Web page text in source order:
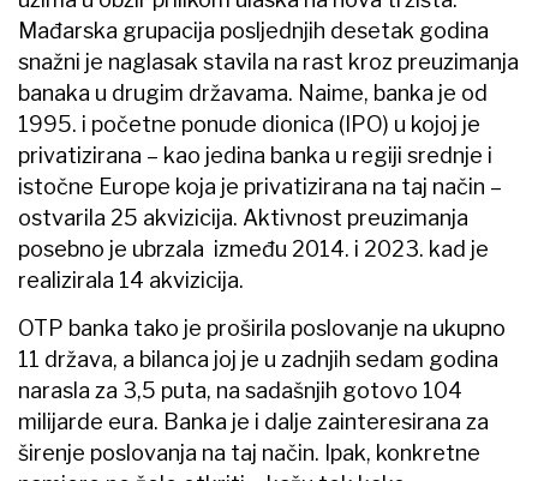
Mađarska grupacija posljednjih desetak godina
snažni je naglasak stavila na rast kroz preuzimanja
banaka u drugim državama. Naime, banka je od
1995. i početne ponude dionica (IPO) u kojoj je
privatizirana – kao jedina banka u regiji srednje i
istočne Europe koja je privatizirana na taj način –
ostvarila 25 akvizicija. Aktivnost preuzimanja
posebno je ubrzala između 2014. i 2023. kad je
realizirala 14 akvizicija.
OTP banka tako je proširila poslovanje na ukupno
11 država, a bilanca joj je u zadnjih sedam godina
narasla za 3,5 puta, na sadašnjih gotovo 104
milijarde eura. Banka je i dalje zainteresirana za
širenje poslovanja na taj način. Ipak, konkretne